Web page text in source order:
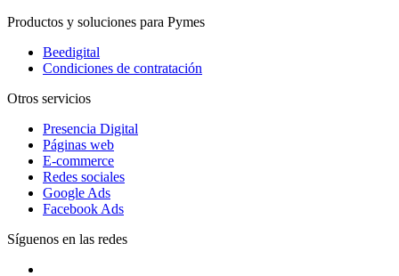
Productos y soluciones para Pymes
Beedigital
Condiciones de contratación
Otros servicios
Presencia Digital
Páginas web
E-commerce
Redes sociales
Google Ads
Facebook Ads
Síguenos en las redes